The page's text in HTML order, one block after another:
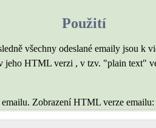
Použití
všechny odeslané emaily jsou k
HTML verzi , v tzv. "plain text"
Zobrazení HTML verze emailu: